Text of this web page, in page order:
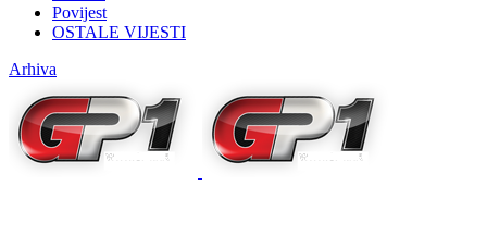
Povijest
OSTALE VIJESTI
Arhiva